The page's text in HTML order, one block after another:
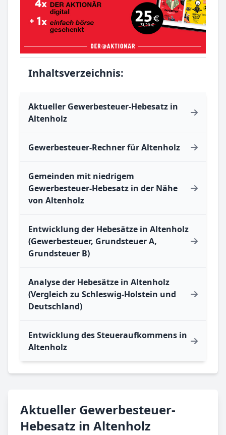
Inhaltsverzeichnis:
Aktueller Gewerbesteuer-Hebesatz in
Altenholz
Gewerbesteuer-Rechner für Altenholz
Gemeinden mit niedrigem
Gewerbesteuer-Hebesatz in der Nähe
von Altenholz
Entwicklung der Hebesätze in Altenholz
(Gewerbesteuer, Grundsteuer A,
Grundsteuer B)
Analyse der Hebesätze in Altenholz
(Vergleich zu Schleswig-Holstein und
Deutschland)
Entwicklung des Steueraufkommens in
Altenholz
Aktueller Gewerbesteuer-
Hebesatz in Altenholz